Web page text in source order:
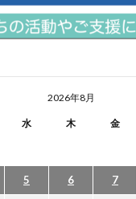
2026年8月
水 木 金
5 6 7